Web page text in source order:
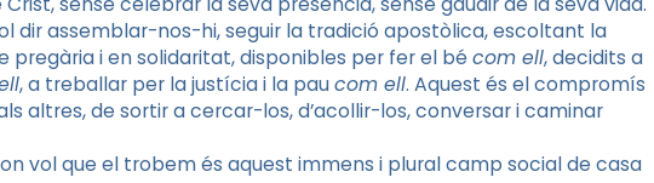
dir assemblar-nos-hi, seguir la tradició apostòlica, escoltant la
pregària i en solidaritat, disponibles per fer el bé com ell, decidits a
, a treballar per la justícia i la paucom ell. Aquest és el compromís
altres, de sortir a cercar-los, d’acollir-los, conversar i caminar
on vol que el trobem és aquest immens i plural camp social de casa